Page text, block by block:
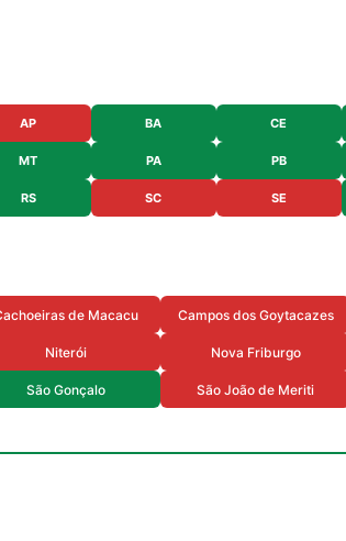
AP BA CE
MT PA PB
RS SC SE
de Macacu Campos dos Goytacazes
Niterói Nova Friburgo
São Gonçalo São João de Meriti